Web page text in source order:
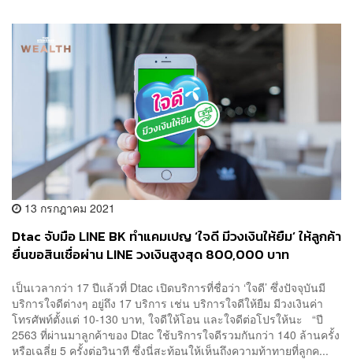
13 กรกฎาคม 2021
Dtac จับมือ LINE BK ทำแคมเปญ ‘ใจดี มีวงเงินให้ยืม’ ให้ลูกค้า
ยื่นขอสินเชื่อผ่าน LINE วงเงินสูงสุด 800,000 บาท
เป็นเวลากว่า 17 ปีแล้วที่ Dtac เปิดบริการที่ชื่อว่า ‘ใจดี’ ซึ่งปัจจุบันมี
บริการใจดีต่างๆ อยู่ถึง 17 บริการ เช่น บริการใจดีให้ยืม มีวงเงินค่า
โทรศัพท์ตั้งแต่ 10-130 บาท, ใจดีให้โอน และใจดีต่อโปรให้นะ “ปี
2563 ที่ผ่านมาลูกค้าของ Dtac ใช้บริการใจดีรวมกันกว่า 140 ล้านครั้ง
หรือเฉลี่ย 5 ครั้งต่อวินาที ซึ่งนี่สะท้อนให้เห็นถึงความท้าทายที่ลูกค...